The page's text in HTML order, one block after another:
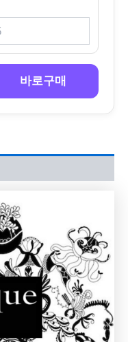
바로구매